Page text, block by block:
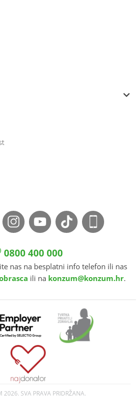
0800 400 000
nas na besplatni info telefon ili nas
ili na konzum@konzum.hr.
2026. SVA PRAVA PRIDRŽANA.